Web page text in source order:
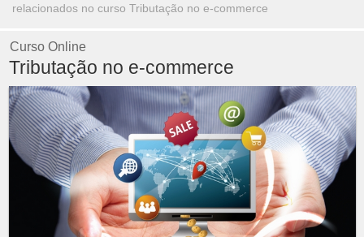
relacionados no curso Tributação no e-commerce
Curso Online
Tributação no e-commerce